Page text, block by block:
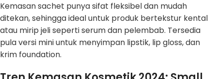
Kemasan sachet punya sifat fleksibel dan mudah
ditekan, sehingga ideal untuk produk bertekstur kental
atau mirip jeli seperti serum dan pelembab. Tersedia
pula versi mini untuk menyimpan lipstik, lip gloss, dan
krim foundation.